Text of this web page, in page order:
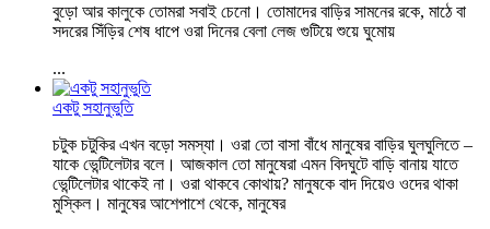
বুড়ো আর কালুকে তোমরা সবাই চেনো। তোমাদের বাড়ির সামনের রকে, মাঠে বা
সদরের সিঁড়ির শেষ ধাপে ওরা দিনের বেলা লেজ গুটিয়ে শুয়ে ঘুমোয়
...
একটু সহানুভুতি
চটুক চটুকির এখন বড়ো সমস্যা। ওরা তো বাসা বাঁধে মানুষের বাড়ির ঘুলঘুলিতে –
যাকে ভেন্টিলেটার বলে। আজকাল তো মানুষেরা এমন বিদঘুটে বাড়ি বানায় যাতে
ভেন্টিলেটার থাকেই না। ওরা থাকবে কোথায়? মানুষকে বাদ দিয়েও ওদের থাকা
মুস্কিল। মানুষের আশেপাশে থেকে, মানুষের